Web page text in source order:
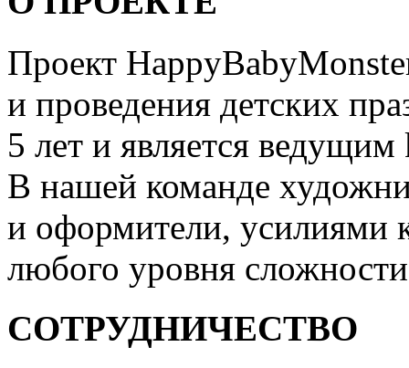
Проект
и проведения детских
5 лет и является
В нашей команде
и оформители, усилиями
любого уровня
СОТРУДНИЧЕСТВО